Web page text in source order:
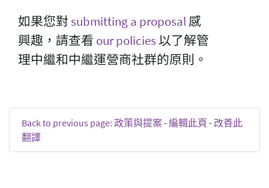
如果您對submitting a proposal感
興趣，請查看 our policies以了解管
理中繼和中繼運營商社群的原則。
Back to previous page: 政策與提案-編輯此頁 - 改善此
翻譯